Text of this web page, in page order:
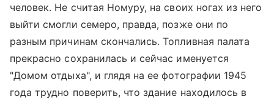
человек. Не считая Номуру, на своих ногах из него
выйти смогли семеро, правда, позже они по
разным причинам скончались. Топливная палата
прекрасно сохранилась и сейчас именуется
"Домом отдыха", и глядя на ее фотографии 1945
года трудно поверить, что здание находилось в